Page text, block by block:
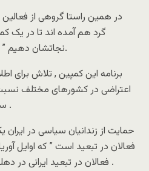
در همین راستا گروهی از فعالین
گرد هم آمده اند تا در یک
نجاتشان دهیم ” ؛ به یاری این زندانیان بشتابند.
برنامه این کمپین , تلاش برای
اعتراضی در کشورهای مختلف نسبت
سیاسی و عقیدتی در ایران است .
حمایت از زندانیان سیاسی در
فعالان در تبعید ایرانی در دهلی نو اعلام آغاز به کار کرده بود .